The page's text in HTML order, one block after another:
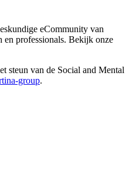
eCommunity van
en professionals. Bekijk onze
steun van de Social and Mental
group.